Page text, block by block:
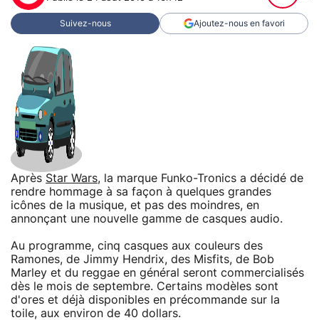
Suivez-nous Ajoutez-nous en favori
Après Star Wars, la marque Funko-Tronics a décidé de
rendre hommage à sa façon à quelques grandes
icônes de la musique, et pas des moindres, en
annonçant une nouvelle gamme de casques audio.
Au programme, cinq casques aux couleurs des
Ramones, de Jimmy Hendrix, des Misfits, de Bob
Marley et du reggae en général seront commercialisés
dès le mois de septembre. Certains modèles sont
d'ores et déjà disponibles en précommande sur la
toile, aux environ de 40 dollars.